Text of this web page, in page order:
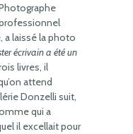
a laissé la photo
écrivain a été un
livres, il
attend
Donzelli suit,
qui a
il excellait pour